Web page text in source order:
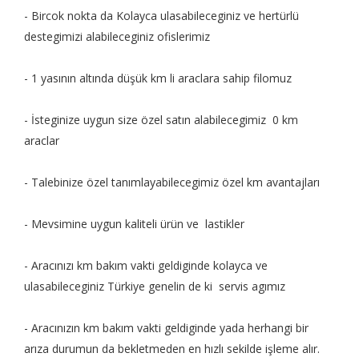
- Bircok nokta da Kolayca ulasabileceginiz ve hertürlü
destegimizi alabileceginiz ofislerimiz
- 1 yasının altında düşük km li araclara sahip filomuz
- İsteginize uygun size özel satın alabilecegimiz 0 km
araclar
- Talebinize özel tanımlayabilecegimiz özel km avantajları
- Mevsimine uygun kaliteli ürün ve lastikler
- Aracınızı km bakım vakti geldiginde kolayca ve
ulasabileceginiz Türkiye genelin de ki servis agımız
- Aracınızın km bakım vakti geldiginde yada herhangi bir
arıza durumun da bekletmeden en hızlı sekilde işleme alır.